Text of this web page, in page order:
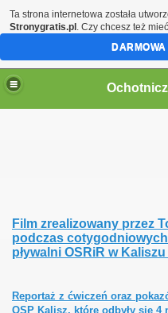
Film zrealizowany przez
podczas
pływalni OSRiR w
Reportaż z ćwiczeń oraz
OSP Kalisz, które odbyły się 4
Ta strona internetowa została
Stronygratis.pl . Czy chcesz też